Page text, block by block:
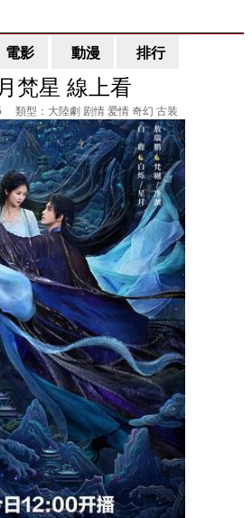
電影 動漫 排行
梵星 線上看
類型：大陸劇 剧情 爱情 奇幻 古装